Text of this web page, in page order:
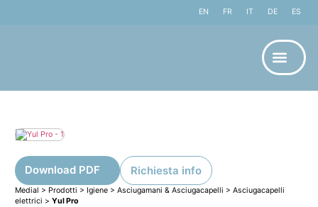
EN FR IT DE ES
Medial > Prodotti > Igiene> Asciugamani & Asciugacapelli > Asciugacapelli
elettrici > Yul Pro
Download PDF Richiesta info